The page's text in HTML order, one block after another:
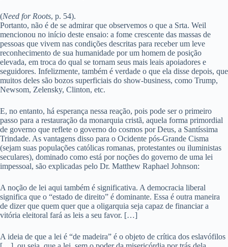
(Need for Roots, p. 54).
Portanto, não é de se admirar que observemos o que a Srta. Weil
mencionou no início deste ensaio: a fome crescente das massas de
pessoas que vivem nas condições descritas para receber um leve
reconhecimento de sua humanidade por um homem de posição
elevada, em troca do qual se tornam seus mais leais apoiadores e
seguidores. Infelizmente, também é verdade o que ela disse depois, que
muitos deles são bozos superficiais do show-business, como Trump,
Newsom, Zelensky, Clinton, etc.
E, no entanto, há esperança nessa reação, pois pode ser o primeiro
passo para a restauração da monarquia cristã, aquela forma primordial
de governo que reflete o governo do cosmos por Deus, a Santíssima
Trindade. As vantagens disso para o Ocidente pós-Grande Cisma
(sejam suas populações católicas romanas, protestantes ou iluministas
seculares), dominado como está por noções do governo de uma lei
impessoal, são explicadas pelo Dr. Matthew Raphael Johnson:
A noção de lei aqui também é significativa. A democracia liberal
significa que o “estado de direito” é dominante. Essa é outra maneira
de dizer que quem quer que a oligarquia seja capaz de financiar a
vitória eleitoral fará as leis a seu favor. […]
A ideia de que a lei é “de madeira” é o objeto de crítica dos eslavófilos